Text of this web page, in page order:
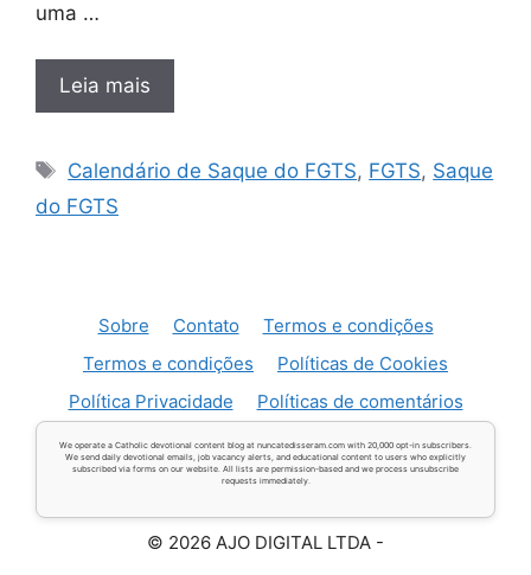
uma …
Leia mais
Tags
Calendário de Saque do FGTS, FGTS, Saque
do FGTS
Sobre Contato
Termos e condições
Termos e condições
Políticas de Cookies
Política Privacidade
Políticas de comentários
We operate a Catholic devotional content blog at nuncatedisseram.com with 20,000 opt-in subscribers.
We send daily devotional emails, job vacancy alerts, and educational content to users who explicitly
subscribed via forms on our website. All lists are permission-based and we process unsubscribe
requests immediately.
© 2026 AJO DIGITAL LTDA -